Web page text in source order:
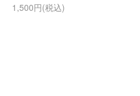
1,500円(税込)